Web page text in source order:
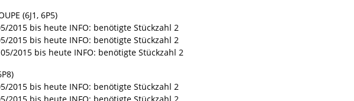
(6J1, 6P5)
2015 bis heute INFO: benötigte Stückzahl 2
2015 bis heute INFO: benötigte Stückzahl 2
05/2015 bis heute INFO: benötigte Stückzahl 2
2015 bis heute INFO: benötigte Stückzahl 2